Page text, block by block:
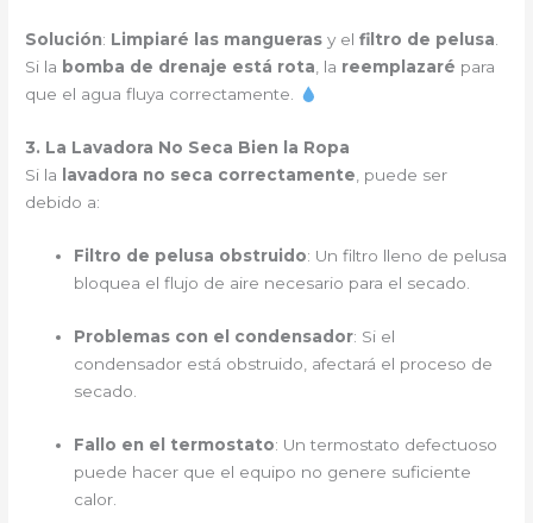
Solución: Limpiaré las mangueras y elfiltro de pelusa.
Si la bomba de drenaje está rota, la reemplazaré para
que el agua fluya correctamente.
3. La Lavadora No Seca Bien la Ropa
Si la
lavadora no seca correctamente , puede ser
debido a:
Filtro de pelusa obstruido: Un filtro lleno de pelusa
bloquea el flujo de aire necesario para el secado.
Problemas con el condensador: Si el
condensador está obstruido, afectará el proceso de
secado.
Fallo en el termostato: Un termostato defectuoso
puede hacer que el equipo no genere suficiente
calor.